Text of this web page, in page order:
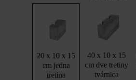
20 x 10 x 15
cm jedna
tretina
40 x 10 x 15
cm dve tretiny
tvárnica